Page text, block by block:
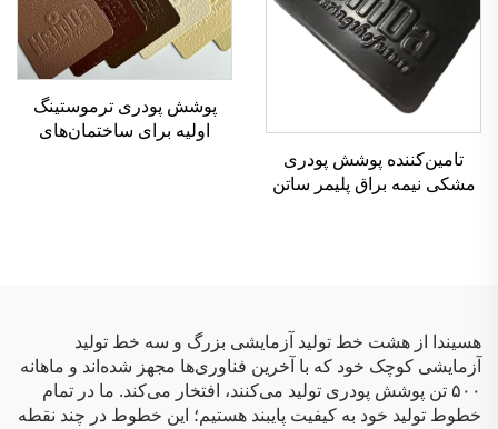
تامین‌کننده پوشش پودری
مشکی نیمه براق پلیمر ساتن
پوشش پودری ترموستینگ
اولیه برای ساختمان‌های
هسیندا از هشت خط تولید آزمایشی بزرگ و سه خط تولید
آزمایشی کوچک خود که با آخرین فناوری‌ها مجهز شده‌اند و ماهانه
۵۰۰ تن پوشش پودری تولید می‌کنند، افتخار می‌کند. ما در تمام
خطوط تولید خود به کیفیت پایبند هستیم؛ این خطوط در چند نقطه